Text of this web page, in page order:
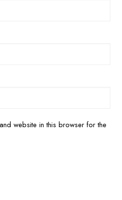
website in this browser for the